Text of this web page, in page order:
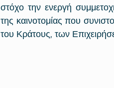
στόχο την ενεργή
της καινοτομίας που
του Κράτους, των